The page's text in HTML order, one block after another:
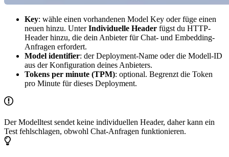
Key: wähle einen vorhandenen Model Key oder füge einen
neuen hinzu. UnterIndividuelle Header fügst du HTTP-
Header hinzu, die dein Anbieter für Chat- und Embedding-
Anfragen erfordert.
Model identifier: der Deployment-Name oder die Modell-ID
aus der Konfiguration deines Anbieters.
Tokens per minute (TPM): optional. Begrenzt die Token
pro Minute für dieses Deployment.
Der Modelltest sendet keine individuellen Header, daher kann ein
Test fehlschlagen, obwohl Chat-Anfragen funktionieren.